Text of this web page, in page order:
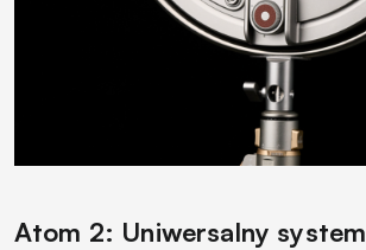
Atom 2: Uniwersalny system